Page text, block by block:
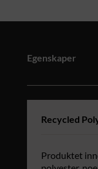
Egenskaper
Recycled
Produktet